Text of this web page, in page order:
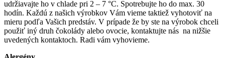
udržiavajte ho v chlade pri 2 – 7 °C. Spotrebujte ho do max. 30
hodín. Každú z našich výrobkov Vám vieme taktiež vyhotoviť na
mieru podľa Vašich predstáv. V prípade že by ste na výrobok chceli
použiť iný druh čokolády alebo ovocie, kontaktujte nás na nižšie
uvedených kontaktoch. Radi vám vyhovieme.